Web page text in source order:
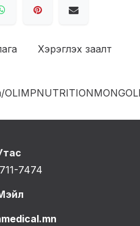
Хэрэглэх заалт
7474